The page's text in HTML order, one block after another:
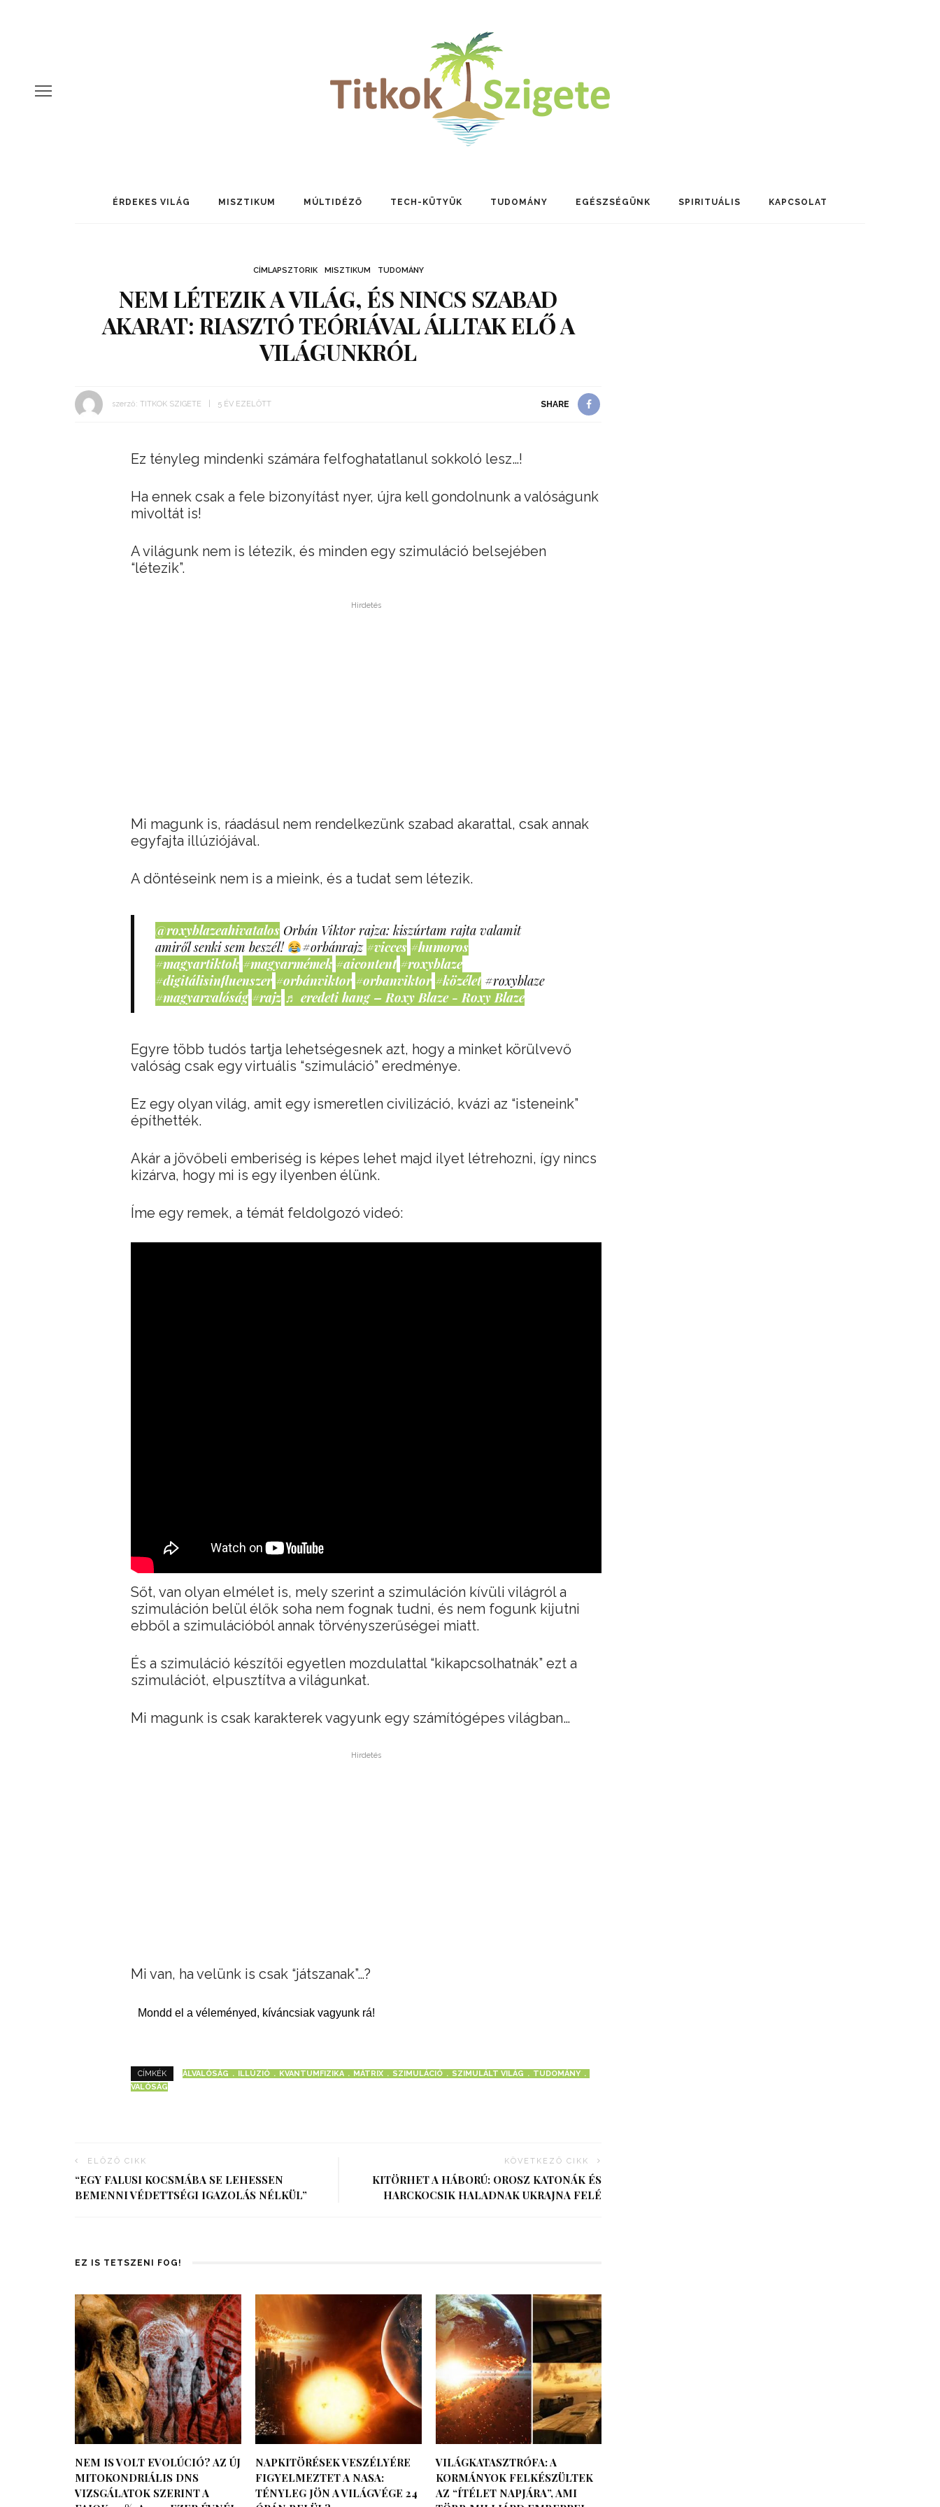
ÉRDEKES VILÁG MISZTIKUM MÚLTIDÉZŐ TECH-KÜTYÜK TUDOMÁNY EGÉSZSÉGÜNK SPIRITUÁLIS KAPCSOLAT
CÍMLAPSZTORIK MISZTIKUM TUDOMÁNY
NEM LÉTEZIK A VILÁG, ÉS NINCS SZABAD
AKARAT: RIASZTÓ TEÓRIÁVAL ÁLLTAK ELŐ A
VILÁGUNKRÓL
szerző: TITKOK SZIGETE 5 ÉV EZELŐTT SHARE
Ez tényleg mindenki számára felfoghatatlanul sokkoló lesz…!
Ha ennek csak a fele bizonyítást nyer, újra kell gondolnunk a valóságunk
mivoltát is!
A világunk nem is létezik, és minden egy szimuláció belsejében
“létezik”.
Hirdetés
Mi magunk is, ráadásul nem rendelkezünk szabad akarattal, csak annak
egyfajta illúziójával.
A döntéseink nem is a mieink, és a tudat sem létezik.
@roxyblazeahivatalos Orbán Viktor rajza: kiszúrtam rajta valamit
amiről senki sem beszél!
#orbánrajz #vicces #humoros
#magyartiktok #magyarmémek #aicontent #roxyblaze
#digitálisinfluenszer #orbánviktor #orbanviktor #közélet #roxyblaze
#magyarvalóság #rajz ♬ eredeti hang – Roxy Blaze - Roxy Blaze
Egyre több tudós tartja lehetségesnek azt, hogy a minket körülvevő
valóság csak egy virtuális “szimuláció” eredménye.
Ez egy olyan világ, amit egy ismeretlen civilizáció, kvázi az “isteneink”
építhették.
Akár a jövőbeli emberiség is képes lehet majd ilyet létrehozni, így nincs
kizárva, hogy mi is egy ilyenben élünk.
Íme egy remek, a témát feldolgozó videó:
Sőt, van olyan elmélet is, mely szerint a szimuláción kívüli világról a
szimuláción belül élők soha nem fognak tudni, és nem fogunk kijutni
ebből a szimulációból annak törvényszerűségei miatt.
És a szimuláció készítői egyetlen mozdulattal “kikapcsolhatnák” ezt a
szimulációt, elpusztítva a világunkat.
Mi magunk is csak karakterek vagyunk egy számítógépes világban…
Hirdetés
Mi van, ha velünk is csak “játszanak”…?
Mondd el a véleményed, kíváncsiak vagyunk rá!
CÍMKÉK ÁLVALÓSÁG ILLÚZIÓ KVANTUMFIZIKA MÁTRIX SZIMULÁCIÓ SZIMULÁLT VILÁG
TUDOMÁNY
VALÓSÁG
ELŐZŐ CIKK
“EGY FALUSI KOCSMÁBA SE LEHESSEN
BEMENNI VÉDETTSÉGI IGAZOLÁS NÉLKÜL”
KÖVETKEZŐ CIKK
KITÖRHET A HÁBORÚ: OROSZ KATONÁK ÉS
HARCKOCSIK HALADNAK UKRAJNA FELÉ
EZ IS TETSZENI FOG!
NEM IS VOLT EVOLÚCIÓ? AZ ÚJ
MITOKONDRIÁLIS DNS
VIZSGÁLATOK SZERINT A
NAPKITÖRÉSEK VESZÉLYÉRE
FIGYELMEZTET A NASA:
TÉNYLEG JÖN A VILÁGVÉGE 24
VILÁGKATASZTRÓFA: A
KORMÁNYOK FELKÉSZÜLTEK
AZ “ÍTÉLET NAPJÁRA”, AMI